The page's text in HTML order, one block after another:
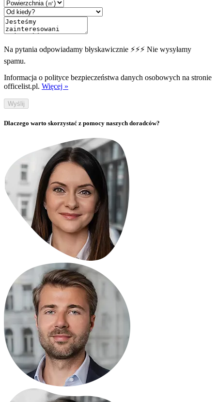
Na pytania odpowiadamy błyskawicznie ⚡⚡⚡ Nie wysyłamy
spamu.
Informacja o polityce bezpieczeństwa danych osobowych na stronie
officelist.pl. Więcej »
Wyślij
Dlaczego warto skorzystać z pomocy naszych doradców?